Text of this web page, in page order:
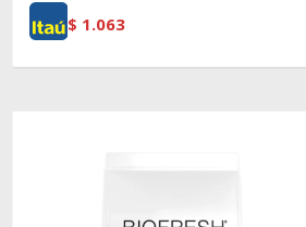
$ 1.063